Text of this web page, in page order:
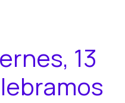
13